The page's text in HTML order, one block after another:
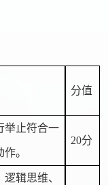
分值
举止符合一
。
20分
辑思维、